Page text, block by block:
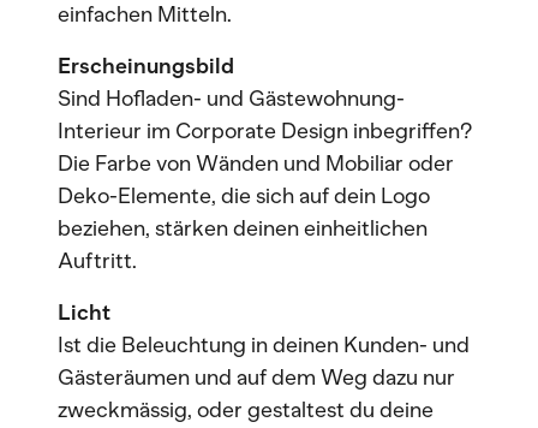
einfachen Mitteln.
Erscheinungsbild
Sind Hofladen- und Gästewohnung-
Interieur im Corporate Design inbegriffen?
Die Farbe von Wänden und Mobiliar oder
Deko-Elemente, die sich auf dein Logo
beziehen, stärken deinen einheitlichen
Auftritt.
Licht
Ist die Beleuchtung in deinen Kunden- und
Gästeräumen und auf dem Weg dazu nur
zweckmässig, oder gestaltest du deine